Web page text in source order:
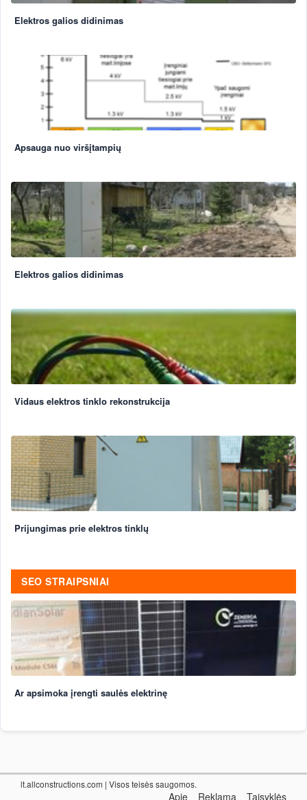
Elektros galios didinimas
Apsauga nuo viršįtampių
Elektros galios didinimas
Vidaus elektros tinklo rekonstrukcija
Prijungimas prie elektros tinklų
SEO STRAIPSNIAI
Ar apsimoka įrengti saulės elektrinę
lt.allconstructions.com | Visos teisės saugomos.
Apie Reklama Taisyklės